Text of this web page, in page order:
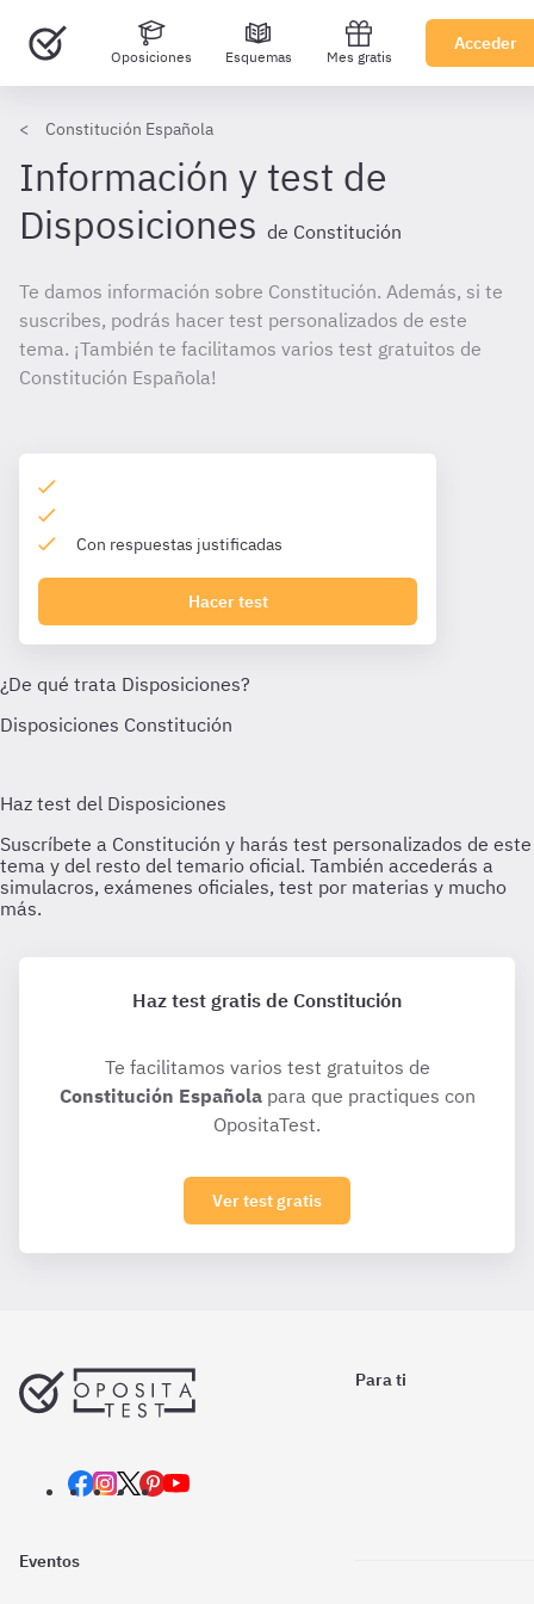
Oposiciones Esquemas Mes gratis
Acceder
Constitución Española
Información y test de
Disposiciones de Constitución
Te damos información sobre Constitución. Además, si te
suscribes, podrás hacer test personalizados de este
tema. ¡También te facilitamos varios test gratuitos de
Constitución Española!
Con respuestas justificadas
Hacer test
Haz test gratis de Constitución
Te facilitamos varios test gratuitos de
Constitución Españolapara que practiques con
OpositaTest.
Ver test gratis
Para ti
Eventos